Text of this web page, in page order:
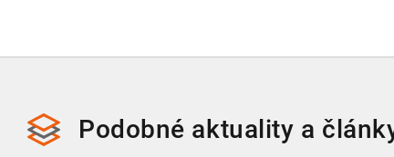
Podobné aktuality a